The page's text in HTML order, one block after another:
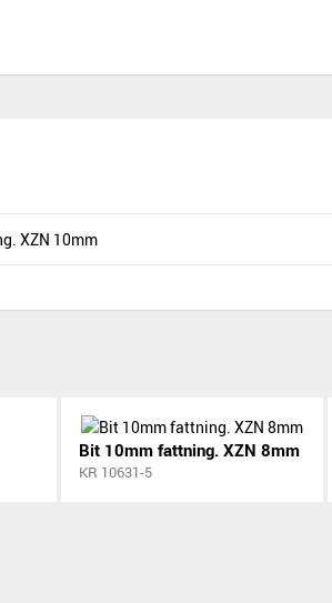
XZN 10mm
Bit 10mm fattning. XZN 8mm
KR 10631-5